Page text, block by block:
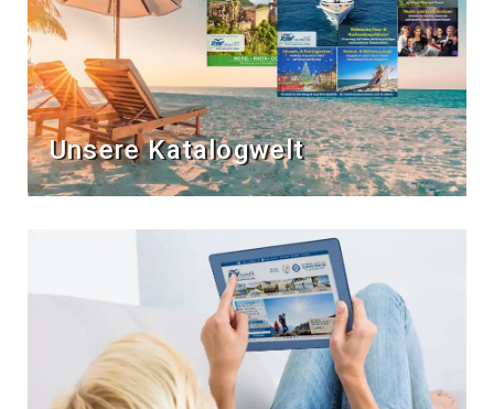
Unsere Katalogwelt